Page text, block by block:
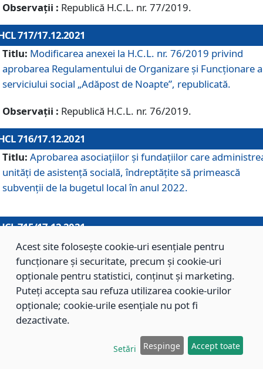
Observații : Republică H.C.L. nr. 77/2019.
717/17.12.2021
Titlu: Modificarea anexei la H.C.L. nr. 76/2019 privind
aprobarea Regulamentului de Organizare şi Funcționare
serviciului social „Adăpost de Noapte”, republicată.
Observații : Republică H.C.L. nr. 76/2019.
716/17.12.2021
Titlu: Aprobarea asociaţiilor şi fundaţiilor care
unităţi de asistenţă socială, îndreptăţite să primească
subvenţii de la bugetul local în anul 2022.
715/17.12.2021
Titlu: Aprobarea Planului de acţiuni sau lucrări de interes
local pentru anul 2022.
714/17.12.2021
Titlu: Modificarea Anexei la H.C.L. nr. 709/2020 privind
aprobarea Regulamentului de Organizare şi Funcţionare
Direcţiei de Asistenţă Socială Braşov.
Acest site folosește cookie-uri esențiale pentru
funcționare și securitate, precum și cookie-uri
opționale pentru statistici, conținut și marketing.
Puteți accepta sau refuza utilizarea cookie-urilor
opționale; cookie-urile esențiale nu pot fi
dezactivate.
Setări Respinge Accept toate